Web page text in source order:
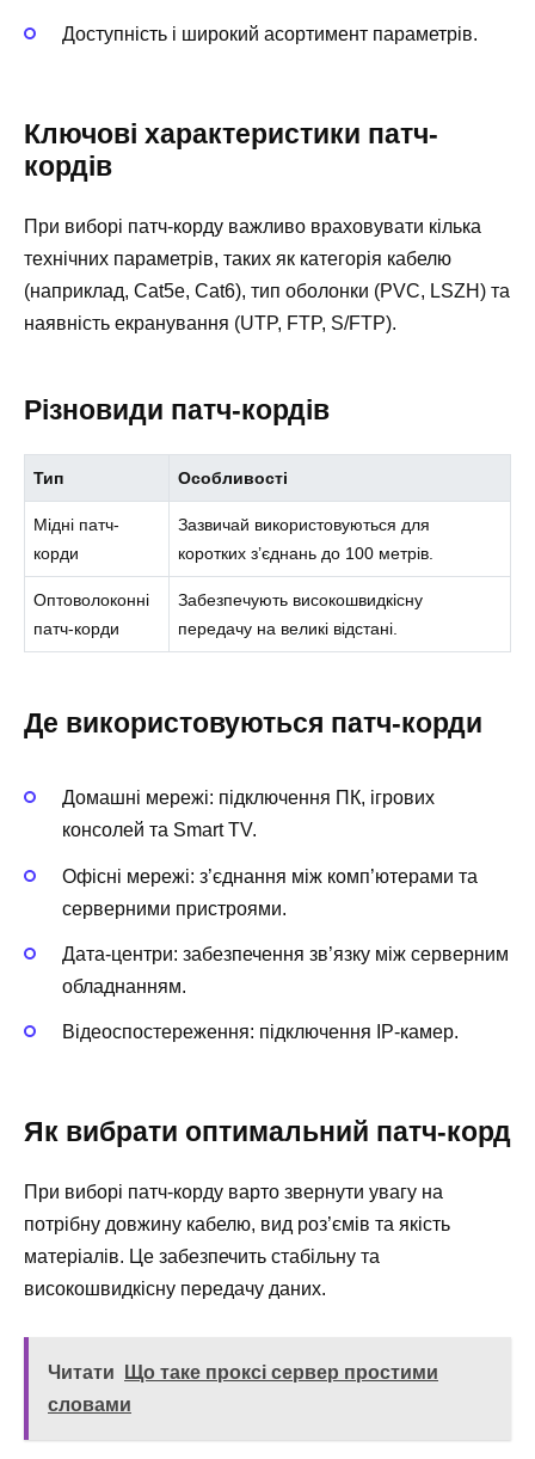
Доступність і широкий асортимент параметрів.
Ключові характеристики патч-
кордів
При виборі патч-корду важливо враховувати кілька
технічних параметрів, таких як категорія кабелю
(наприклад, Cat5e, Cat6), тип оболонки (PVC, LSZH) та
наявність екранування (UTP, FTP, S/FTP).
Різновиди патч-кордів
Тип Особливості
Мідні патч-
корди
Зазвичай використовуються для
коротких з’єднань до 100 метрів.
Оптоволоконні
патч-корди
Забезпечують високошвидкісну
передачу на великі відстані.
Де використовуються патч-корди
Домашні мережі: підключення ПК, ігрових
консолей та Smart TV.
Офісні мережі: з’єднання між комп’ютерами та
серверними пристроями.
Дата-центри: забезпечення зв’язку між серверним
обладнанням.
Відеоспостереження: підключення IP-камер.
Як вибрати оптимальний патч-корд
При виборі патч-корду варто звернути увагу на
потрібну довжину кабелю, вид роз’ємів та якість
матеріалів. Це забезпечить стабільну та
високошвидкісну передачу даних.
Читати
Що таке проксі сервер простими
словами